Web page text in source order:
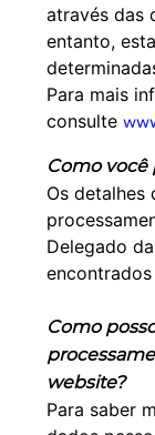
através das
entanto,
Para mais
consulte
Como você
Os detalhes
Delegado
Como
website?
Para saber